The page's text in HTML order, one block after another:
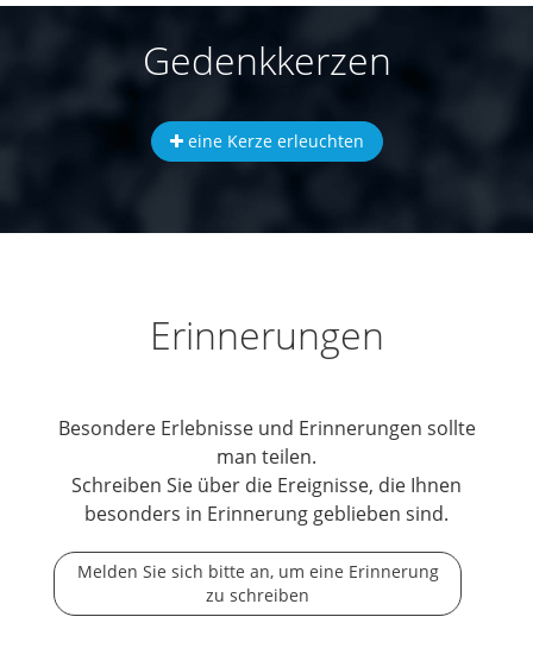
Gedenkkerzen
eine Kerze erleuchten
Erinnerungen
Besondere Erlebnisse und Erinnerungen sollte
man teilen.
Schreiben Sie über die Ereignisse, die Ihnen
besonders in Erinnerung geblieben sind.
Melden Sie sich bitte an, um eine Erinnerung
zu schreiben